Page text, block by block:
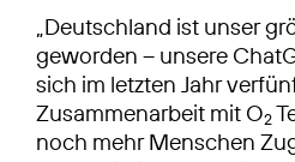
„Deutschland ist unser
geworden – unsere
sich im letzten Jahr
Zusammenarbeit mit O2
noch mehr Menschen